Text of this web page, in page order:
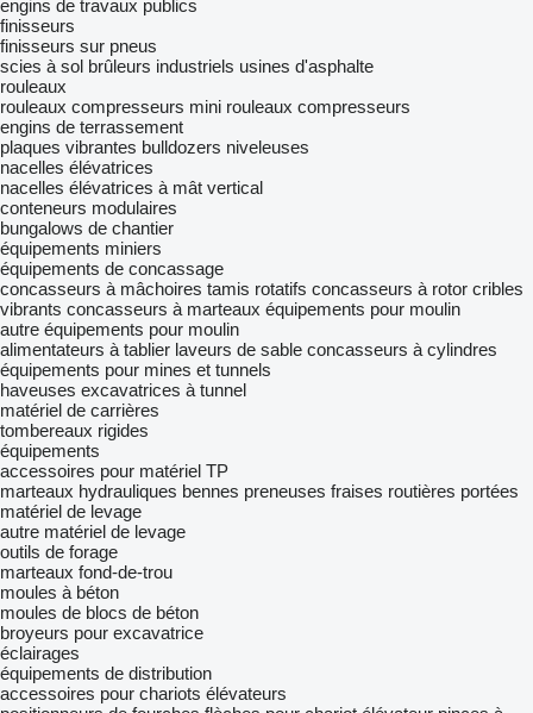
engins de travaux publics
finisseurs
finisseurs sur pneus
scies à sol brûleurs industriels usines d'asphalte
rouleaux
rouleaux compresseurs mini rouleaux compresseurs
engins de terrassement
plaques vibrantes bulldozers niveleuses
nacelles élévatrices
nacelles élévatrices à mât vertical
conteneurs modulaires
bungalows de chantier
équipements miniers
équipements de concassage
concasseurs à mâchoires tamis rotatifs concasseurs à rotor cribles
vibrants concasseurs à marteaux équipements pour moulin
autre équipements pour moulin
alimentateurs à tablier laveurs de sable concasseurs à cylindres
équipements pour mines et tunnels
haveuses excavatrices à tunnel
matériel de carrières
tombereaux rigides
équipements
accessoires pour matériel TP
marteaux hydrauliques bennes preneuses fraises routières portées
matériel de levage
autre matériel de levage
outils de forage
marteaux fond-de-trou
moules à béton
moules de blocs de béton
broyeurs pour excavatrice
éclairages
équipements de distribution
accessoires pour chariots élévateurs